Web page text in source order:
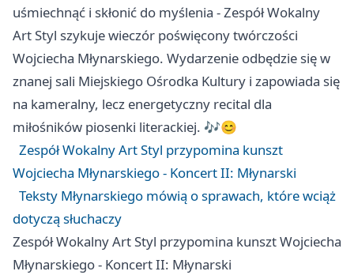
uśmiechnąć i skłonić do myślenia - Zespół Wokalny
Art Styl szykuje wieczór poświęcony twórczości
Wojciecha Młynarskiego. Wydarzenie odbędzie się w
znanej sali Miejskiego Ośrodka Kultury i zapowiada się
na kameralny, lecz energetyczny recital dla
miłośników piosenki literackiej. 🎶😊
Zespół Wokalny Art Styl przypomina kunszt
Wojciecha Młynarskiego - Koncert II: Młynarski
Teksty Młynarskiego mówią o sprawach, które wciąż
dotyczą słuchaczy
Zespół Wokalny Art Styl przypomina kunszt Wojciecha
Młynarskiego - Koncert II: Młynarski